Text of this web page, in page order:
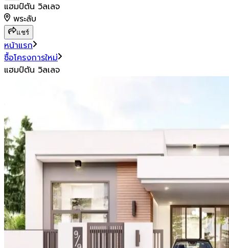
แฮมป์ตัน วิลเลจ
พระลับ
แชร์
หน้าแรก
ซื้อโครงการใหม่
แฮมป์ตัน วิลเลจ